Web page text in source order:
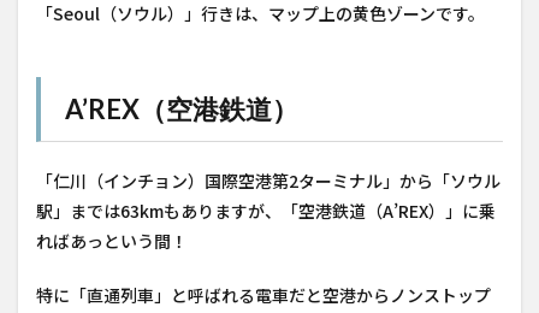
「Seoul（ソウル）」行きは、マップ上の黄色ゾーンです。
A’REX（空港鉄道）
「仁川（インチョン）国際空港第2ターミナル」から「ソウル
駅」までは63kmもありますが、「空港鉄道（A’REX）」に乗
ればあっという間！
特に「直通列車」と呼ばれる電車だと空港からノンストップ